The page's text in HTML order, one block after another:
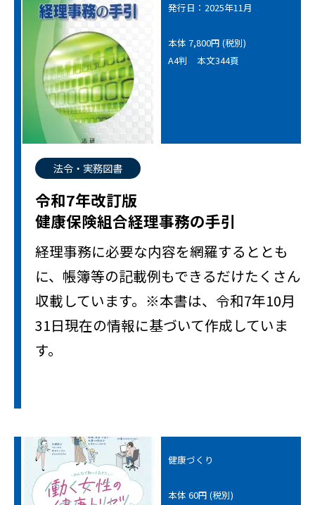
発行日：2025年11月
本体 7,800円 (税別)
A4判 本文344頁
法令・実務図書
令和7年改訂版
健康保険組合経理事務の手引
経理事務に必要な内容を網羅するととも
に、帳簿等の記載例もできるだけたくさん
収載しています。※本書は、令和7年10月
31日現在の情報に基づいて作成していま
す。
健康づくり
本体 60円 (税別)